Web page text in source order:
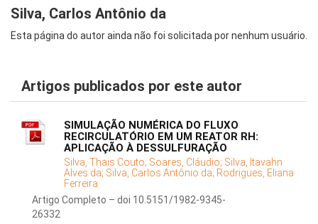
Silva, Carlos Antônio da
Esta página do autor ainda não foi solicitada por nenhum usuário.
Artigos publicados por este autor
SIMULAÇÃO NUMÉRICA DO FLUXO
RECIRCULATÓRIO EM UM REATOR RH:
APLICAÇÃO À DESSULFURAÇÃO
Silva, Thais Couto; Soares, Cláudio; Silva, Itavahn
Alves da; Silva, Carlos Antônio da; Rodrigues, Eliana
Ferreira
Artigo Completo – doi 10.5151/1982-9345-
26332